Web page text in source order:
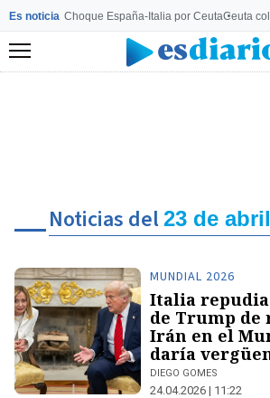
Es noticia Choque España-Italia por CeutaCeuta
Menú
Noticias del23 de
MUNDIAL 2026
Italia
de Trump de
Irán en el
daría
DIEGO GOMES
24.04.2026 | 11:22